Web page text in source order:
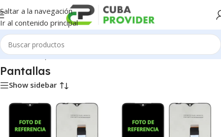
Saltar a la navegación
Ir al contenido principal
Inicio/Piezas para Celulares/ZTE/Pantallas
Pantallas
Show sidebar